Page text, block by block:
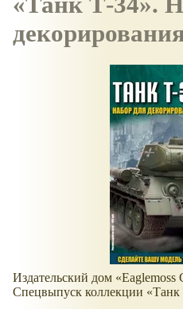
Издательский дом «Eaglemoss
Спецвыпуск коллекции «Танк